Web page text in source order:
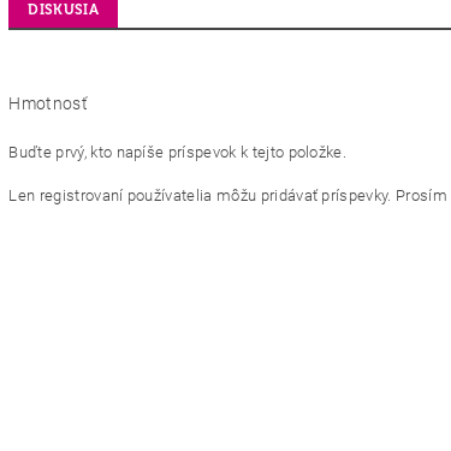
DISKUSIA
Hmotnosť
Buďte prvý, kto napíše príspevok k tejto položke.
Len registrovaní používatelia môžu pridávať príspevky. Prosím